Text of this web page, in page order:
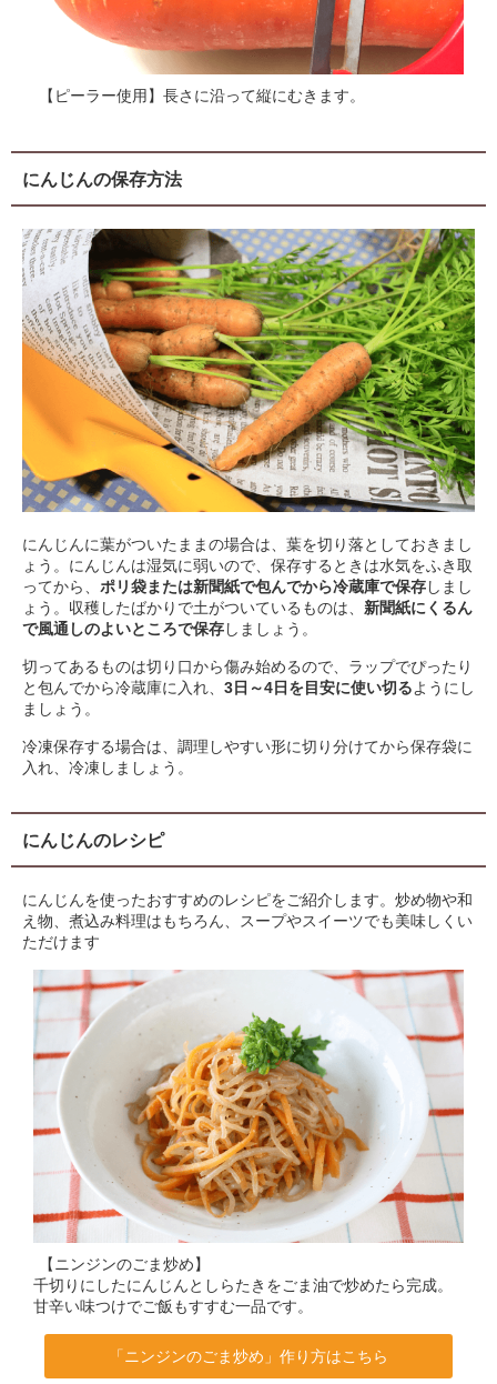
【ピーラー使用】長さに沿って縦にむきます。
にんじんの保存方法
にんじんに葉がついたままの場合は、葉を切り落としておきまし
ょう。にんじんは湿気に弱いので、保存するときは水気をふき取
ってから、 ポリ袋または新聞紙で包んでから冷蔵庫で保存しまし
ょう。収穫したばかりで土がついているものは、 新聞紙にくるん
で風通しのよいところで保存しましょう。
切ってあるものは切り口から傷み始めるので、ラップでぴったり
と包んでから冷蔵庫に入れ、 3日～4日を目安に使い切るようにし
ましょう。
冷凍保存する場合は、調理しやすい形に切り分けてから保存袋に
入れ、冷凍しましょう。
にんじんのレシピ
にんじんを使ったおすすめのレシピをご紹介します。炒め物や和
え物、煮込み料理はもちろん、スープやスイーツでも美味しくい
ただけます
【ニンジンのごま炒め】
千切りにしたにんじんとしらたきをごま油で炒めたら完成。
甘辛い味つけでご飯もすすむ一品です。
「ニンジンのごま炒め」作り方はこちら